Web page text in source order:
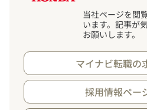
当社ページを閲
います。記事が
お願いします。
マイナビ転職の
採用情報ペー